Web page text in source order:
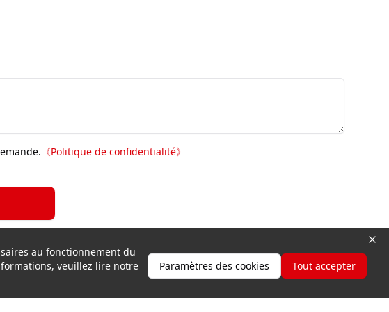
《Politique de confidentialité》
au fonctionnement du
veuillez lire notre
Paramètres des cookies Tout accepter